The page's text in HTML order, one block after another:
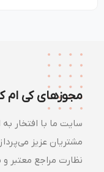
مجوزهای کی ام کالا
سایت ما با افتخار به
مشتریان عزیز
نظارت مراجع معتبر و با